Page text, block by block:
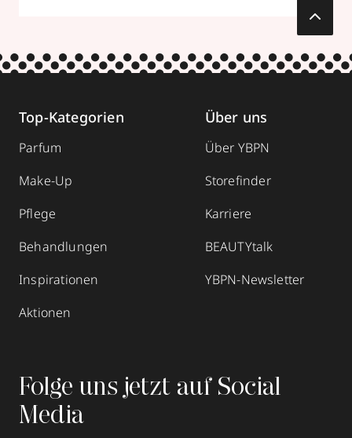
Top-Kategorien
Parfum
Make-Up
Pflege
Behandlungen
Inspirationen
Aktionen
Über uns
Über YBPN
Storefinder
Karriere
BEAUTYtalk
YBPN-Newsletter
Folge uns jetzt auf Social
Media